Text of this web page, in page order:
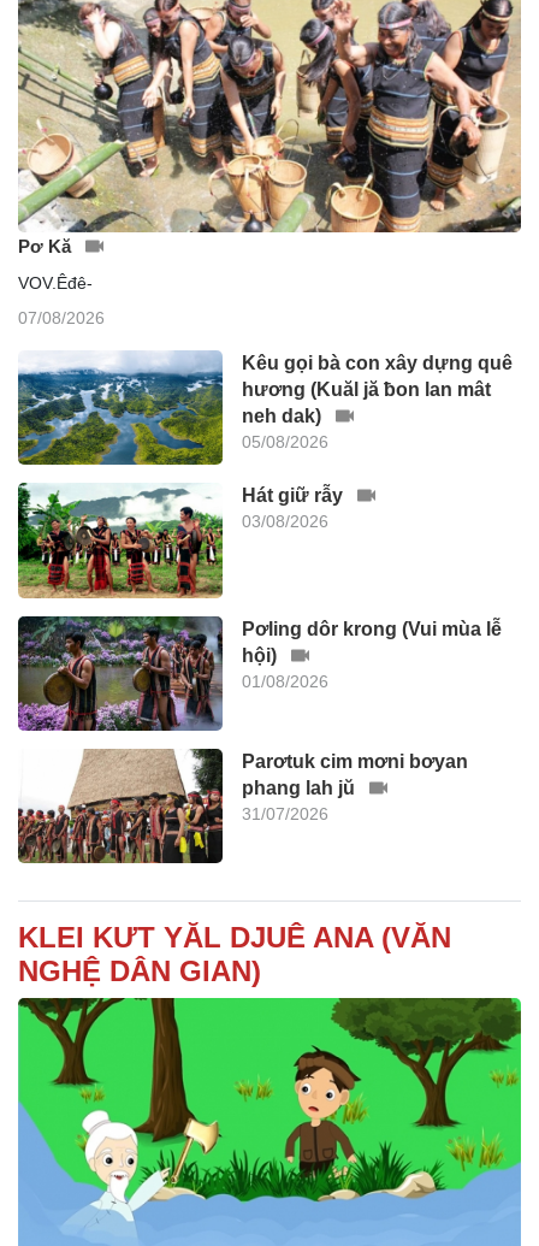
Pơ Kă
VOV.Êđê-
07/08/2026
Kêu gọi bà con xây dựng quê
hương (Kuăl jă ƀon lan mât
neh dak)
05/08/2026
Hát giữ rẫy
03/08/2026
Pơling dôr krong (Vui mùa lễ
hội)
01/08/2026
Parơtuk cim mơni bơyan
phang lah jŭ
31/07/2026
KLEI KƯT YĂL DJUÊ ANA (VĂN
NGHỆ DÂN GIAN)